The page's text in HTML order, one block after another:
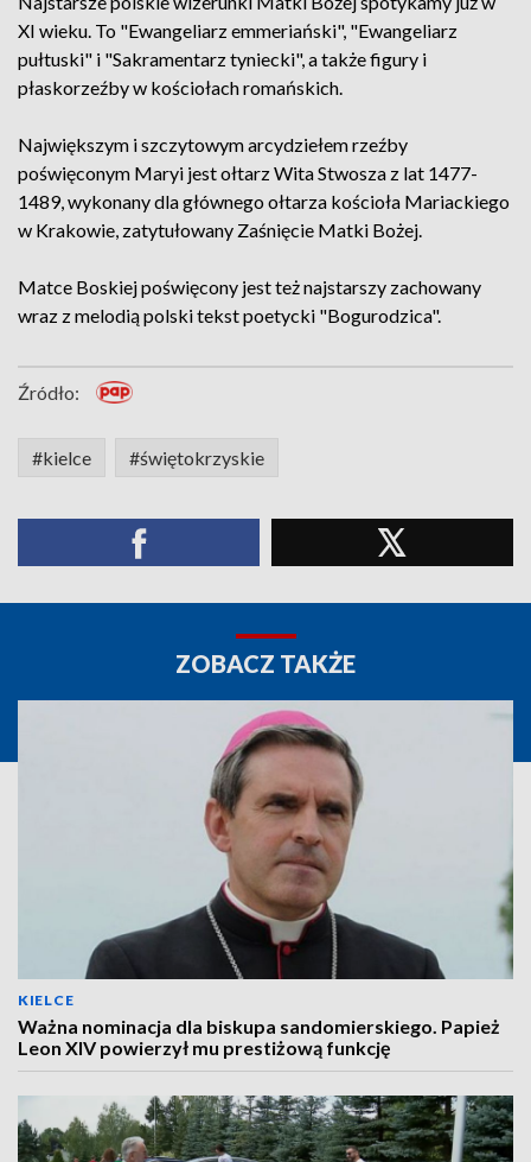
XI wieku. To "Ewangeliarz emmeriański", "Ewangeliarz
pułtuski" i "Sakramentarz tyniecki", a także figury i
płaskorzeźby w kościołach romańskich.
Największym i szczytowym arcydziełem rzeźby
poświęconym Maryi jest ołtarz Wita Stwosza z lat 1477-
1489, wykonany dla głównego ołtarza kościoła Mariackiego
w Krakowie, zatytułowany Zaśnięcie Matki Bożej.
Matce Boskiej poświęcony jest też najstarszy zachowany
wraz z melodią polski tekst poetycki "Bogurodzica".
Źródło:
#kielce #świętokrzyskie
ZOBACZ TAKŻE
KIELCE
Ważna nominacja dla biskupa sandomierskiego. Papież
Leon XIV powierzył mu prestiżową funkcję